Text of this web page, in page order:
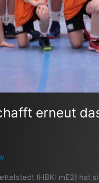
erneut
(HBK: mE2) hat